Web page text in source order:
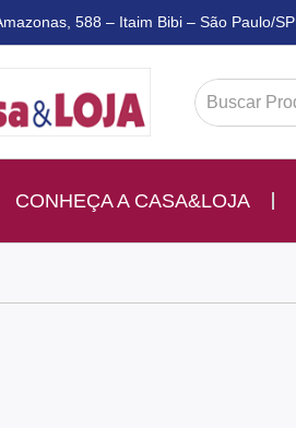
588 – Itaim Bibi – São Paulo/SP
CONHEÇA A CASA&LOJA